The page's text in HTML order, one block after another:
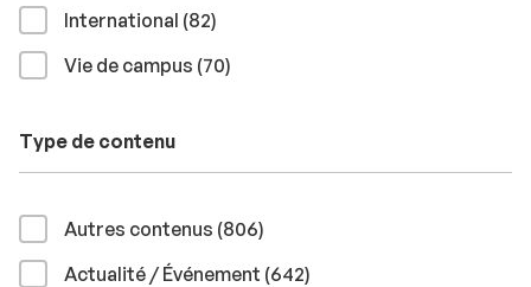
International (82résultats
)
Vie de campus (70résultats
)
Type de contenu
Autres contenus (806résultats
)
Actualité / Événement (642résultats
)